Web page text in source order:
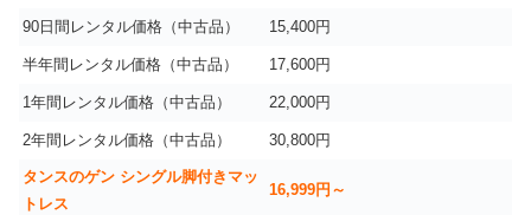
90日間レンタル価格（中古品） 15,400円
半年間レンタル価格（中古品） 17,600円
1年間レンタル価格（中古品） 22,000円
2年間レンタル価格（中古品） 30,800円
タンスのゲン シングル脚付きマッ
トレス
16,999円～